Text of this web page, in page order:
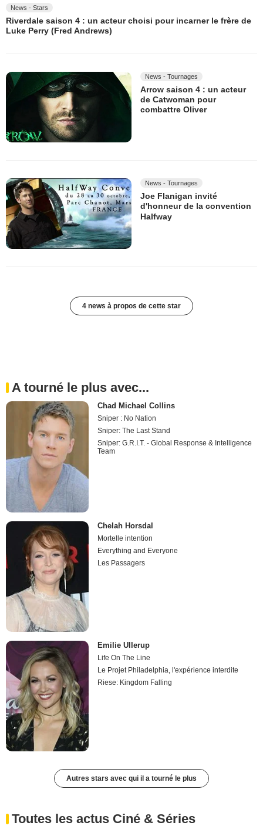
News - Stars
Riverdale saison 4 : un acteur choisi pour incarner le frère de
Luke Perry (Fred Andrews)
News - Tournages
Arrow saison 4 : un acteur
de Catwoman pour
combattre Oliver
News - Tournages
Joe Flanigan invité
d'honneur de la convention
Halfway
4 news à propos de cette star
A tourné le plus avec...
Chad Michael Collins
Sniper : No Nation
Sniper: The Last Stand
Sniper: G.R.I.T. - Global Response & Intelligence
Team
Chelah Horsdal
Mortelle intention
Everything and Everyone
Les Passagers
Emilie Ullerup
Life On The Line
Le Projet Philadelphia, l'expérience interdite
Riese: Kingdom Falling
Autres stars avec qui il a tourné le plus
Toutes les actus Ciné & Séries